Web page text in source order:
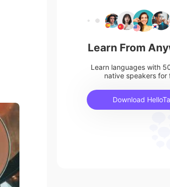
Learn From
Learn languages with
native speakers for
Download